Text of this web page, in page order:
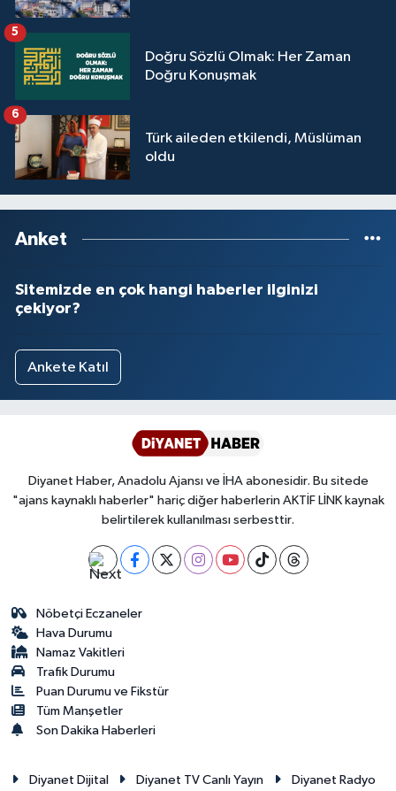
Doğru Sözlü Olmak: Her Zaman
Doğru Konuşmak
5
Türk aileden etkilendi, Müslüman
oldu
6
Anket
Sitemizde en çok hangi haberler ilginizi
çekiyor?
Ankete Katıl
Diyanet Haber, Anadolu Ajansı ve İHA abonesidir. Bu sitede
"ajans kaynaklı haberler" hariç diğer haberlerin AKTİF LİNK kaynak
belirtilerek kullanılması serbesttir.
Nöbetçi Eczaneler
Hava Durumu
Namaz Vakitleri
Trafik Durumu
Puan Durumu ve Fikstür
Tüm Manşetler
Son Dakika Haberleri
Diyanet Dijital Diyanet TV Canlı Yayın Diyanet Radyo
Yalova Müftülüğü
Yozgat Müftülüğü